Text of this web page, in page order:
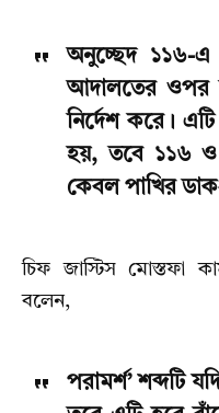
অনুচ্ছেদ ১১৬-এ
আদালতের ওপর
নির্দেশ করে।
হয়, তবে ১১৬
কেবল পাখির
চিফ জাস্টিস মোস্তফা
বলেন,
পরামর্শ’ শব্দটি